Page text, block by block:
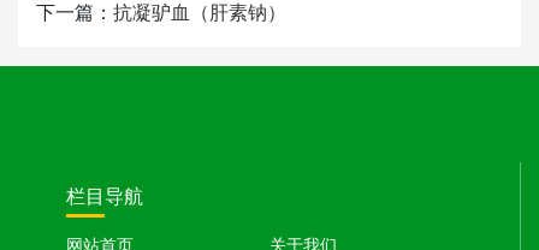
下一篇： 抗凝驴血（肝素钠）
栏目导航
网站首页
关于我们